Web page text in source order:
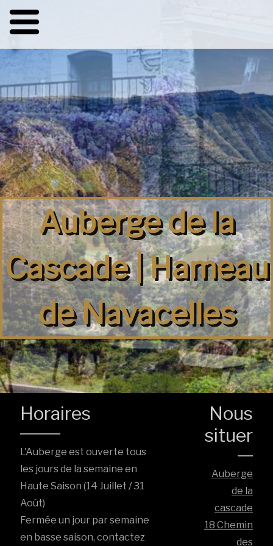
Auberge de la
Cascade | Hameau
de Navacelles
Horaires
L'Auberge est ouverte tous
les jours de la semaine en
Haute Saison (14 Juillet / 31
Août)
Fermée un jour par semaine
en basse saison, contactez
Nous
situer
Auberge
de la
cascade
18 Chemin
des